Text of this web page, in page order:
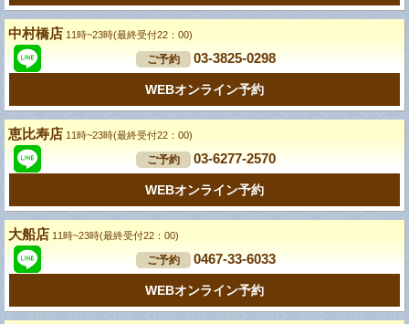
中村橋店 11時~23時(最終受付22：00)
ご予約 03-3825-0298
WEBオンライン予約
恵比寿店 11時~23時(最終受付22：00)
ご予約 03-6277-2570
WEBオンライン予約
大船店 11時~23時(最終受付22：00)
ご予約 0467-33-6033
WEBオンライン予約